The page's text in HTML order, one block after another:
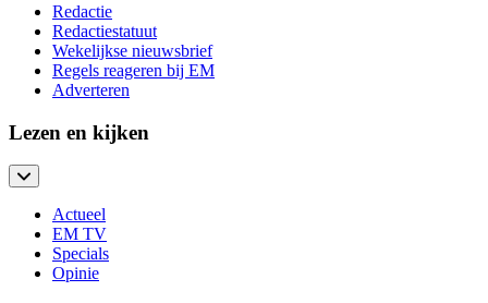
Redactie
Redactiestatuut
Wekelijkse nieuwsbrief
Regels reageren bij EM
Adverteren
Lezen en kijken
Actueel
EM TV
Specials
Opinie